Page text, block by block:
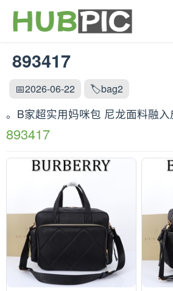
893417
📅2026-06-22 🏷️bag2
。B家超实用妈咪包 尼龙面料融
893417